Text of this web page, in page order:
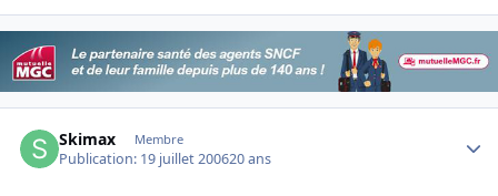
Skimax Membre
Publication: 19 juillet 200620 ans